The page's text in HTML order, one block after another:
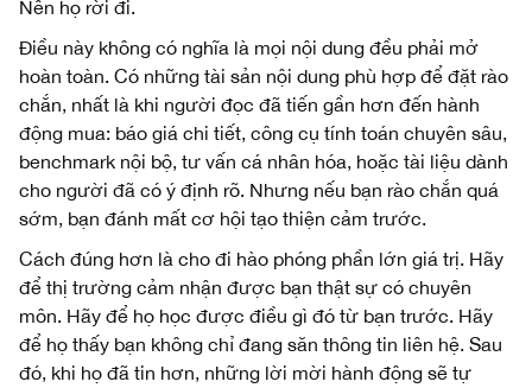
Nên họ rời đi.
Điều này không có nghĩa là mọi nội dung đều phải mở
hoàn toàn. Có những tài sản nội dung phù hợp để đặt rào
chắn, nhất là khi người đọc đã tiến gần hơn đến hành
động mua: báo giá chi tiết, công cụ tính toán chuyên sâu,
benchmark nội bộ, tư vấn cá nhân hóa, hoặc tài liệu dành
cho người đã có ý định rõ. Nhưng nếu bạn rào chắn quá
sớm, bạn đánh mất cơ hội tạo thiện cảm trước.
Cách đúng hơn là cho đi hào phóng phần lớn giá trị. Hãy
để thị trường cảm nhận được bạn thật sự có chuyên
môn. Hãy để họ học được điều gì đó từ bạn trước. Hãy
để họ thấy bạn không chỉ đang săn thông tin liên hệ. Sau
đó, khi họ đã tin hơn, những lời mời hành động sẽ tự